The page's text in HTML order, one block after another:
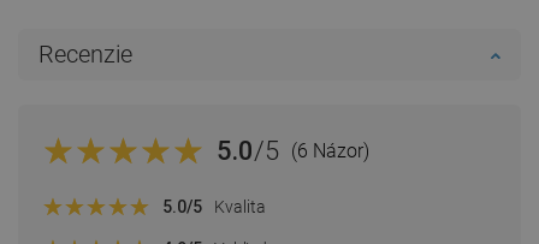
Recenzie
5.0/5 (6 Názor)
5.0/5 Kvalita